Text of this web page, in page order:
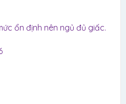
ổn định nên ngủ đủ giấc.